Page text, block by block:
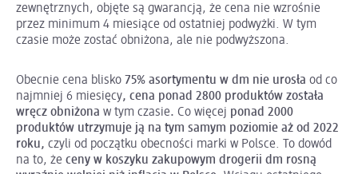
zewnętrznych, objęte są gwarancją, że cena nie wzrośnie
przez minimum 4 miesiące od ostatniej podwyżki. W tym
czasie może zostać obniżona, ale nie podwyższona.
Obecnie cena blisko 75% asortymentu w dm nie urosła od co
najmniej 6 miesięcy, cena ponad 2800 produktów została
wręcz obniżona w tym czasie. Co więcej ponad 2000
produktów utrzymuje ją na tym samym poziomie aż od 2022
roku, czyli od początku obecności marki w Polsce.
To dowód
na to, że ceny w koszyku zakupowym drogerii dm rosną